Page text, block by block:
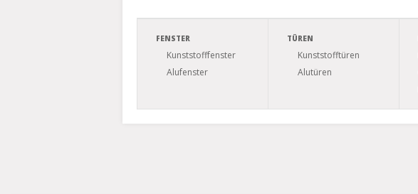
FENSTER
Kunststofffenster
Alufenster
TÜREN
Kunststofftüren
Alutüren